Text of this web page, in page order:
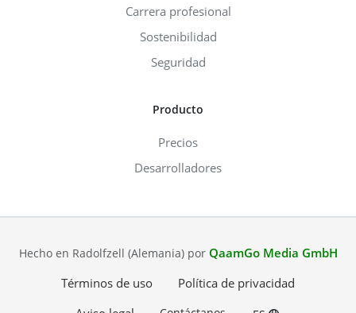
Carrera profesional
Sostenibilidad
Seguridad
Producto
Precios
Desarrolladores
Hecho en Radolfzell (Alemania) por QaamGo Media GmbH
Términos de uso
Política de privacidad